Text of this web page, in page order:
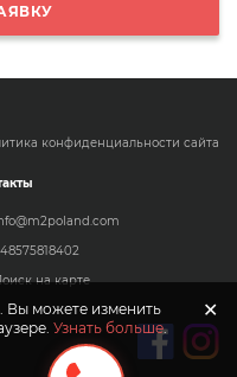
конфиденциальности сайта
на карте
Вы можете изменить
Узнать больше.
✕